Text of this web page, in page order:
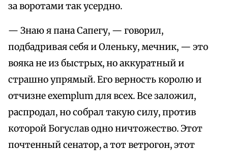
за воротами так усердно.
— Знаю я пана Сапегу, — говорил,
подбадривая себя и Оленьку, мечник, — это
вояка не из быстрых, но аккуратный и
страшно упрямый. Его верность королю и
отчизне exemplum для всех. Все заложил,
распродал, но собрал такую силу, против
которой Богуслав одно ничтожество. Этот
почтенный сенатор, а тот ветрогон, этот